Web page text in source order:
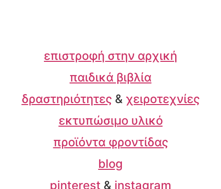
επιστροφή στην αρχική
παιδικά βιβλία
δραστηριότητες & χειροτεχνίες
εκτυπώσιμο υλικό
προϊόντα φροντίδας
blog
pinterest & instagram